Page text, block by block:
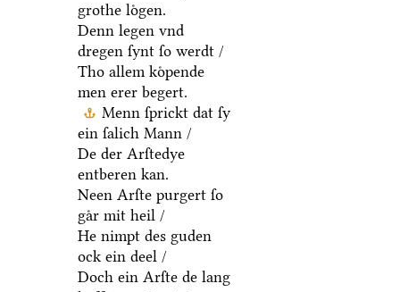
grothe loͤgen.
Denn legen vnd
dregen ſynt ſo werdt /
Tho allem koͤpende
men erer begert.
Menn ſprickt dat ſy
ein ſalich Mann /
De der Arſtedye
entberen kan.
Neen Arſte purgert ſo
gaͤr mit heil /
He nimpt des guden
ock ein deel /
Doch ein Arſte de lang